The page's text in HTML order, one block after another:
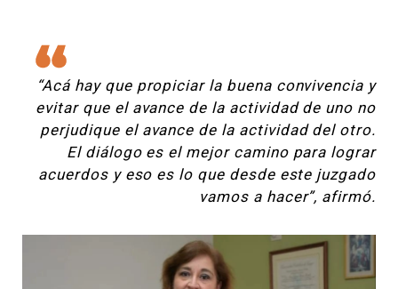
“Acá hay que propiciar la buena convivencia y
evitar que el avance de la actividad de uno no
perjudique el avance de la actividad del otro.
El diálogo es el mejor camino para lograr
acuerdos y eso es lo que desde este juzgado
vamos a hacer”, afirmó.